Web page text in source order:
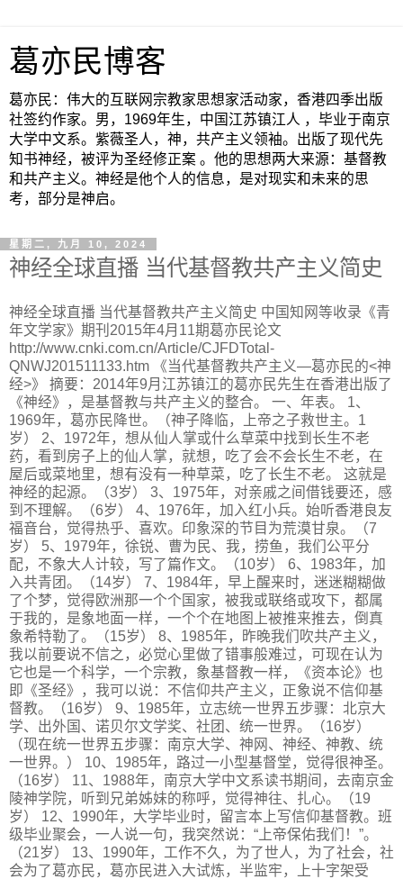
葛亦民博客
葛亦民：伟大的互联网宗教家思想家活动家，香港四季出版
社签约作家。男，1969年生，中国江苏镇江人 ，毕业于南京
大学中文系。紫薇圣人，神，共产主义领袖。出版了现代先
知书神经，被评为圣经修正案 。他的思想两大来源：基督教
和共产主义。神经是他个人的信息，是对现实和未来的思
考，部分是神启。
星期二, 九月 10, 2024
神经全球直播 当代基督教共产主义简史
神经全球直播 当代基督教共产主义简史 中国知网等收录《青
年文学家》期刊2015年4月11期葛亦民论文
http://www.cnki.com.cn/Article/CJFDTotal-
QNWJ201511133.htm 《当代基督教共产主义—葛亦民的<神
经>》 摘要：2014年9月江苏镇江的葛亦民先生在香港出版了
《神经》，是基督教与共产主义的整合。 一、年表。 1、
1969年，葛亦民降世。（神子降临，上帝之子救世主。1
岁） 2、1972年，想从仙人掌或什么草菜中找到长生不老
药，看到房子上的仙人掌，就想，吃了会不会长生不老，在
屋后或菜地里，想有没有一种草菜，吃了长生不老。 这就是
神经的起源。（3岁） 3、1975年，对亲戚之间借钱要还，感
到不理解。（6岁） 4、1976年，加入红小兵。始听香港良友
福音台，觉得热乎、喜欢。印象深的节目为荒漠甘泉。（7
岁） 5、1979年，徐锐、曹为民、我，捞鱼，我们公平分
配，不象大人计较，写了篇作文。（10岁） 6、1983年，加
入共青团。（14岁） 7、1984年，早上醒来时，迷迷糊糊做
了个梦，觉得欧洲那一个个国家，被我或联络或攻下，都属
于我的，是象地面一样，一个个在地图上被推来推去，倒真
象希特勒了。（15岁） 8、1985年，昨晚我们吹共产主义，
我以前要说不信之，必觉心里做了错事般难过，可现在认为
它也是一个科学，一个宗教，象基督教一样，《资本论》也
即《圣经》，我可以说：不信仰共产主义，正象说不信仰基
督教。（16岁） 9、1985年，立志统一世界五步骤：北京大
学、出外国、诺贝尔文学奖、社团、统一世界。（16岁）
（现在统一世界五步骤：南京大学、神网、神经、神教、统
一世界。） 10、1985年，路过一小型基督堂，觉得很神圣。
（16岁） 11、1988年，南京大学中文系读书期间，去南京金
陵神学院，听到兄弟姊妹的称呼，觉得神往、扎心。（19
岁） 12、1990年，大学毕业时，留言本上写信仰基督教。班
级毕业聚会，一人说一句，我突然说：“上帝保佑我们！”。
（21岁） 13、1990年，工作不久，为了世人，为了社会，社
会为了葛亦民，葛亦民进入大试炼，半监牢，上十字架受